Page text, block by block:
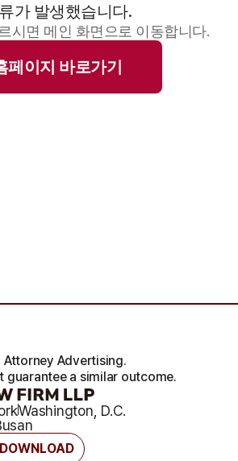
가 발생했습니다.
시면 메인 화면으로 이동합니다.
페이지 바로가기
DOWNLOAD
Washington, D.C.
Advertising.
guarantee a similar outcome.